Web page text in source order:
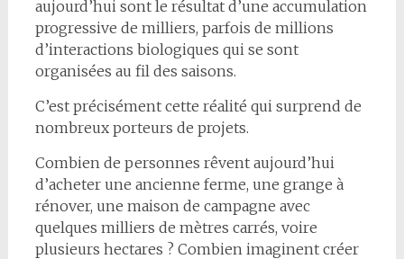
aujourd’hui sont le résultat d’une accumulation
progressive de milliers, parfois de millions
d’interactions biologiques qui se sont
organisées au fil des saisons.
C’est précisément cette réalité qui surprend de
nombreux porteurs de projets.
Combien de personnes rêvent aujourd’hui
d’acheter une ancienne ferme, une grange à
rénover, une maison de campagne avec
quelques milliers de mètres carrés, voire
plusieurs hectares ? Combien imaginent créer